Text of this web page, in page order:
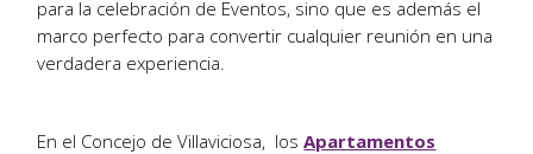
para la celebración de Eventos, sino que es además el
marco perfecto para convertir cualquier reunión en una
verdadera experiencia.
En el Concejo de Villaviciosa, losApartamentos